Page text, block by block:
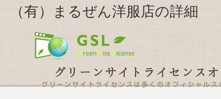
（有）まるぜん洋服店の詳細